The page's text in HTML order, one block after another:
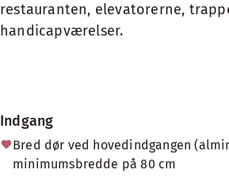
restauranten, elevatorerne,
handicapværelser.
Indgang
Bred dør ved hovedindgangen
minimumsbredde på 80 cm